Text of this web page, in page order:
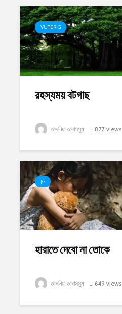
VUTER G
রহস্যময় বটগাছ
তাসনিয়া তাবাসসুম 877 views
JG
হারাতে দেবো না তোকে
তাসনিয়া তাবাসসুম 649 views